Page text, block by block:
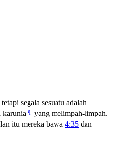
segala sesuatu adalah
karunia q yang melimpah-limpah.
itu mereka bawa 4:35 dan